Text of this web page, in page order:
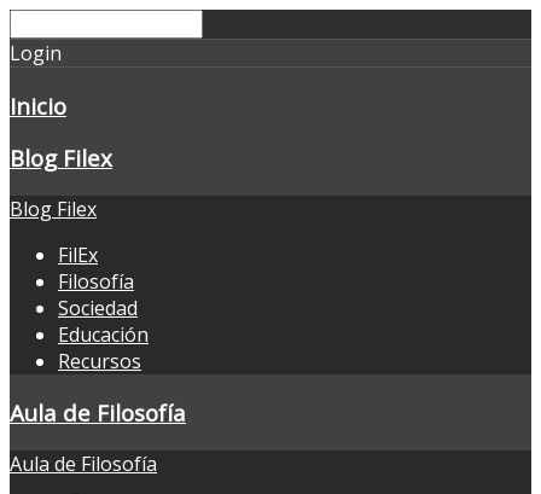
Login
Inicio
Blog Filex
Blog Filex
FilEx
Filosofía
Sociedad
Educación
Recursos
Aula de Filosofía
Aula de Filosofía